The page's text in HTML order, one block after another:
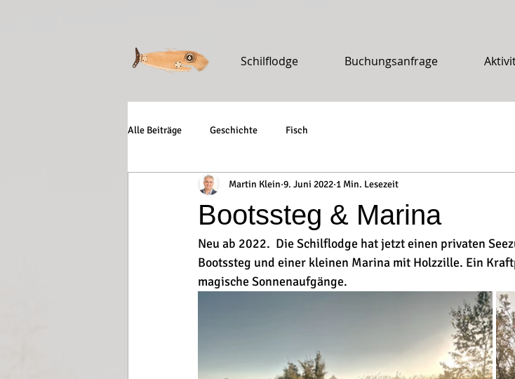
Schilflodge Buchungsanfrage
Alle Beiträge Geschichte Fisch
Bootssteg & Marina
Martin Klein 9. Juni 2022 1 Min. Lesezeit
Neu ab 2022.  Die Schilflodge hat jetzt einen privaten
Bootssteg und einer kleinen Marina mit Holzzille. Ein
magische Sonnenaufgänge.